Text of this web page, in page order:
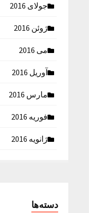
جولای 2016
ژوئن 2016
می 2016
آوریل 2016
مارس 2016
فوریه 2016
ژانویه 2016
دسته‌ها